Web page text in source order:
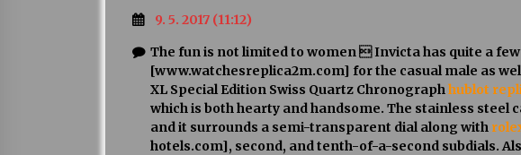
9. 5. 2017 (11:12)
The fun is not limited to women  Invicta has quite a few
[www.watchesreplica2m.com] for the casual male as
XL Special Edition Swiss Quartz Chronographhublot
which is both hearty and handsome. The stainless steel
and it surrounds a semi-transparent dial along with
hotels.com], second, and tenth-of-a-second subdials.